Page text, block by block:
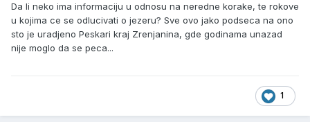
Da li neko ima informaciju u odnosu na neredne korake, te rokove
u kojima ce se odlucivati o jezeru? Sve ovo jako podseca na ono
sto je uradjeno Peskari kraj Zrenjanina, gde godinama unazad
nije moglo da se peca...
1